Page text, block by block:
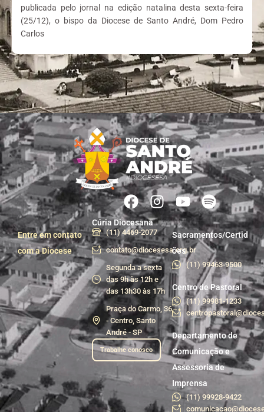
publicada pelo jornal na edição natalina desta sexta-feira
(25/12), o bispo da Diocese de Santo André, Dom Pedro
Carlos
Entre em contato
com a Diocese
Cúria Diocesana
(11) 4469-2077
contato@diocesesa.org.br
Segunda a sexta
das 9h às 12h e
das 13h30 às 17h
Praça do Carmo, 36
- Centro, Santo
André - SP
Trabalhe conosco
Sacramentos/Certid
ões
(11) 99463-9500
Centro de Pastoral
(11) 99981-1233
Departamento de
Comunicação e
Assessoria de
Imprensa
(11) 99928-9422